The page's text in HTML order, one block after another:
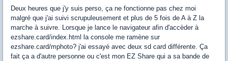
Deux heures que j'y suis perso, ça ne fonctionne pas chez moi
malgré que j'ai suivi scrupuleusement et plus de 5 fois de A à Z la
marche à suivre. Lorsque je lance le navigateur afin d'accèder à
ezshare.card/index.html la console me ramène sur
ezshare.card/mphoto? j'ai essayé avec deux sd card différente. Ça
fait ça a d'autre personne ou c'est mon EZ Share qui a sa bande de